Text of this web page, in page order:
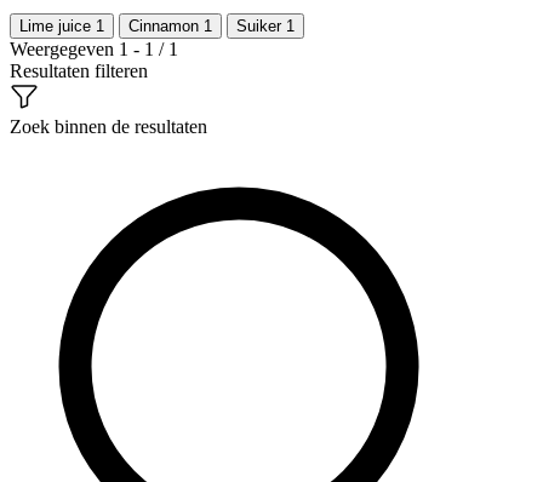
Lime juice 1 Cinnamon 1 Suiker 1
Weergegeven 1 - 1 / 1
Resultaten filteren
Zoek binnen de resultaten